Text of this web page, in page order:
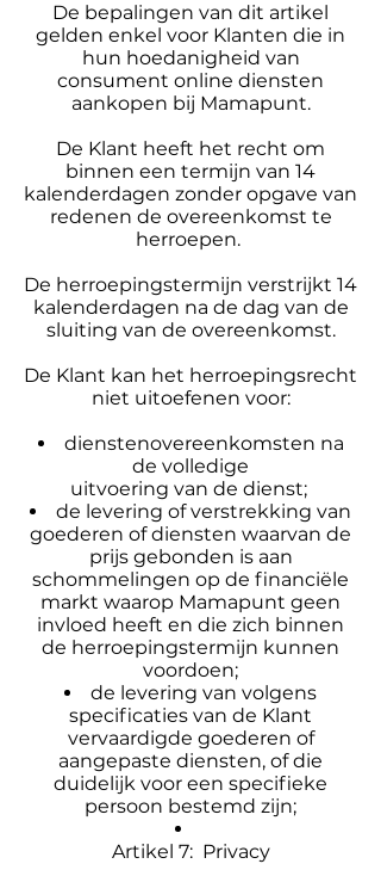
De bepalingen van dit artikel
gelden enkel voor Klanten die in
hun hoedanigheid van
consument online diensten
aankopen bij Mamapunt.
De Klant heeft het recht om
binnen een termijn van 14
kalenderdagen zonder opgave van
redenen de overeenkomst te
herroepen.
De herroepingstermijn verstrijkt 14
kalenderdagen na de dag van de
sluiting van de overeenkomst.
De Klant kan het herroepingsrecht
niet uitoefenen voor:
dienstenovereenkomsten na
de volledige
uitvoering van de dienst;
de levering of verstrekking van
goederen of diensten waarvan de
prijs gebonden is aan
schommelingen op de financiële
markt waarop Mamapunt geen
invloed heeft en die zich binnen
de herroepingstermijn kunnen
voordoen;
de levering van volgens
specificaties van de Klant
vervaardigde goederen of
aangepaste diensten, of die
duidelijk voor een specifieke
persoon bestemd zijn;
Artikel 7: Privacy